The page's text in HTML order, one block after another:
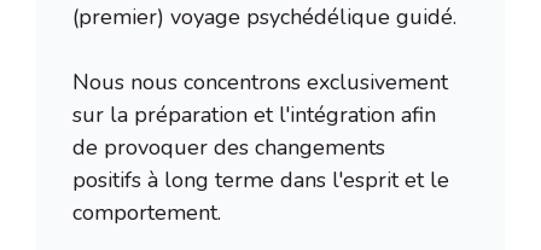
(premier) voyage psychédélique guidé.
Nous nous concentrons exclusivement
sur la préparation et l'intégration afin
de provoquer des changements
positifs à long terme dans l'esprit et le
comportement.